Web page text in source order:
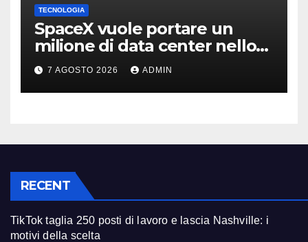
TECNOLOGIA
SpaceX vuole portare un
milione di data center nello
spazio: Nvidia sarà il cervello
7 AGOSTO 2026 ADMIN
RECENT
TikTok taglia 250 posti di lavoro e lascia Nashville: i
motivi della scelta